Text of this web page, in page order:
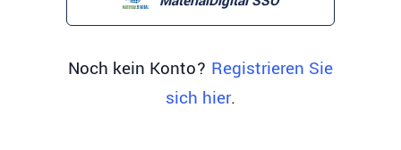
Noch kein Konto? Registrieren Sie
sich hier.